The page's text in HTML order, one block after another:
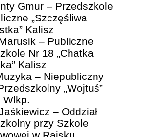
Gmur – Przedszkole
„Szczęśliwa
Kalisz
– Publiczne
Nr 18 „Chatka
Kalisz
– Niepubliczny
„Wojtuś”
Wlkp.
– Oddział
przy Szkole